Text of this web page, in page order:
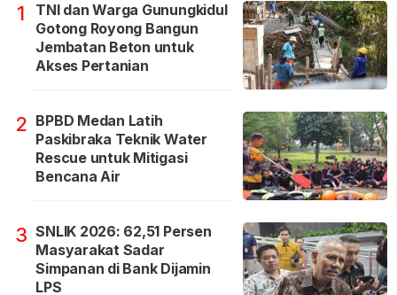
1
TNI dan Warga Gunungkidul
Gotong Royong Bangun
Jembatan Beton untuk
Akses Pertanian
2 BPBD Medan Latih
Paskibraka Teknik Water
Rescue untuk Mitigasi
Bencana Air
3 SNLIK 2026: 62,51 Persen
Masyarakat Sadar
Simpanan di Bank Dijamin
LPS